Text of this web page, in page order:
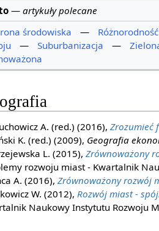
— artykuły polecane
środowiska
—
— Suburbanizacja —
A. (red.) (2016), Zrozumieć
K. (red.) (2009), Geografia
L. (2015), Zrównoważony
rozwoju miast - Kwartalnik
A. (2016), Zrównoważony rozwój
W. (2012), Rozwój miast -
Naukowy Instytutu Rozwoju